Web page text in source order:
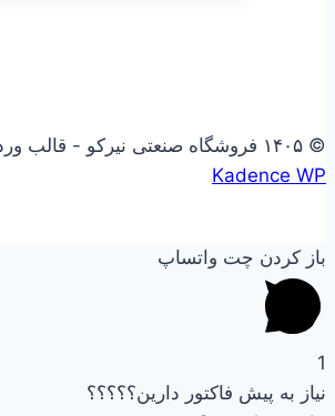
© ۱۴۰۵ فروشگاه صنعتی نیرکو - قالب وردپرس توسط
Kadence WP
باز کردن چت واتساپ
1
نیاز به پیش فاکتور دارین؟؟؟؟؟